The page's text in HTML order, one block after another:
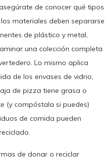
de conocer qué tipos
materiales deben separarse
de plástico y metal,
una colección completa
Lo mismo aplica
de los envases de vidrio,
de pizza tiene grasa o
(y compóstala si puedes)
de comida pueden
de donar o reciclar